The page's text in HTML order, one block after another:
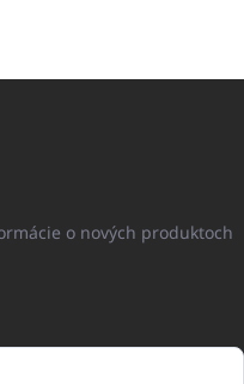
o nových produktoch